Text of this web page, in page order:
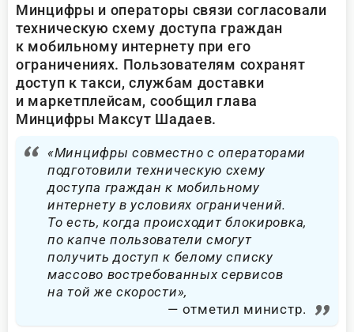
Минцифры и операторы связи согласовали
техническую схему доступа граждан
к мобильному интернету при его
ограничениях. Пользователям сохранят
доступ к такси, службам доставки
и маркетплейсам, сообщил глава
Минцифры Максут Шадаев.
«Минцифры совместно с операторами
подготовили техническую схему
доступа граждан к мобильному
интернету в условиях ограничений.
То есть, когда происходит блокировка,
по капче пользователи смогут
получить доступ к белому списку
массово востребованных сервисов
на той же скорости»,
отметил министр.